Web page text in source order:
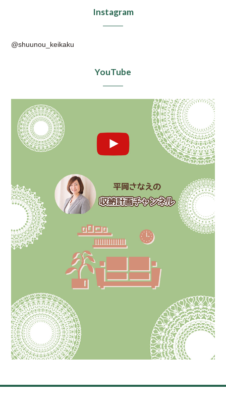
Instagram
@shuunou_keikaku
YouTube